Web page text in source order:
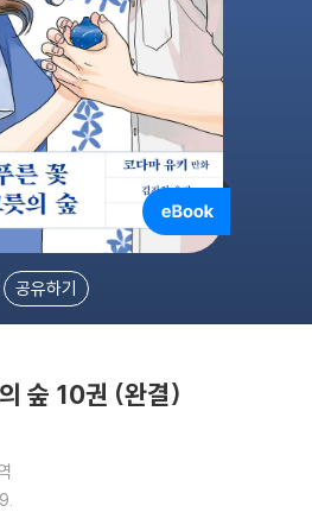
공유하기
숲 10권 (완결)